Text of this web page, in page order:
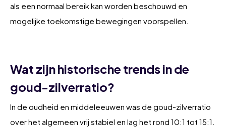
als een normaal bereik kan worden beschouwd en
mogelijke toekomstige bewegingen voorspellen.
Wat zijn historische trends in de
goud-zilverratio?
In de oudheid en middeleeuwen was de goud-zilverratio
over het algemeen vrij stabiel en lag het rond 10:1 tot 15:1.